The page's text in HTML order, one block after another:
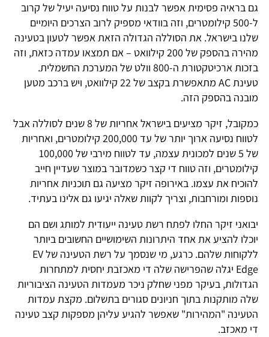
גם בראיה פסימית אפשר לבנות על טווח נסיעה יעיל של קרוב
ל-500 קילומטרים, וזה בוודאי מספיק לרוב הצרכים היומיים
שלנו בישראל. את הסוללה הגדולה הזאת אפשר לטעון בטעינה
מהירה בהספק של 200 קילוואט – אם תמצאו עמדה כזאת, וזה
בזכות ארכיטקטורת ה-800 וולט של המערכת החשמלית.
טעינת AC מתאפשרת בקצב של 22 קילוואט, ויש ברכב מטען
מובנה בהספק הזה.
כמקובל, זיקר מציעים בישראל אחריות של 8 שנים לסוללה אבל
לטווח נסיעה ארוך יותר של עד 200,000 קילומטרים, ואחריות
של 5 שנים למכונית עצמה, עד לטווח מירבי של 100,000
קילומטרים, וזה טווח די קצר כשמדובר במוצר שעדיין חייב
להוכיח את עצמו. באירופה זיקר מציעה גם תוכניות אחריות
נוספות ומורחבות, וצריך לקוות שאלה יגיעו גם אלינו בעתיד.
יבואני זיקר החלו לפתח רשת טעינה ייעודית למותג ושם הם
יוכלו להציע את אחד היתרונות השימושיים החשובים ביותר
ללקוחות שלהם. כרגע, מי שנסמך על רשת הטעינה של EV
Edge יגלה שהפרישה שלה די מאכזבת יחסית למתחרות
הגדולות, בעיקר מפני שחלק ניכר מעמדות הטעינה הציבוריות
שלה מותקנות בתוך חניונים סגורים בתשלום. מקצת עמדות
הטעינה "המהירות" שאפשר להגיע עליהן מספקות קצב טעינה
די מאכזב.